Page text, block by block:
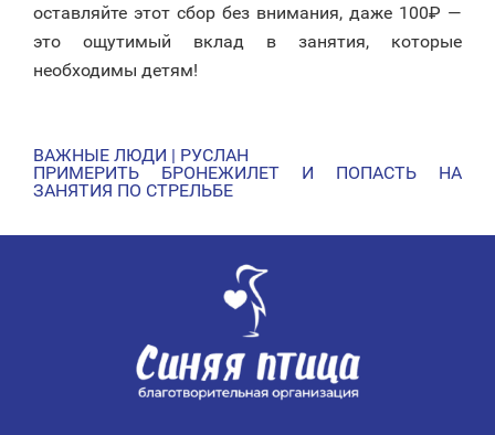
оставляйте этот сбор без внимания, даже 100₽ —
это ощутимый вклад в занятия, которые
необходимы детям!
НАВИГАЦИЯ
ПО
ВАЖНЫЕ ЛЮДИ | РУСЛАН
ПРИМЕРИТЬ БРОНЕЖИЛЕТ И ПОПАСТЬ НА
ЗАНЯТИЯ ПО СТРЕЛЬБЕ